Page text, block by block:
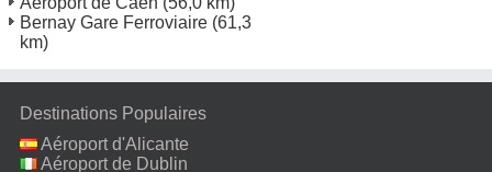
Bernay Gare Ferroviaire (61,3
km)
Destinations Populaires
Aéroport d'Alicante
Aéroport de Dublin